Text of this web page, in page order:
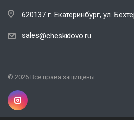
620137 г. Екатеринбург, ул.
sales@cheskidovo.ru
© 2026 Все права защищены.